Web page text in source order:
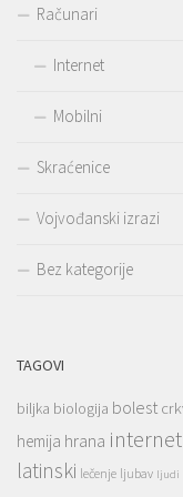
Računari
Internet
Mobilni
Skraćenice
Vojvođanski izrazi
Bez kategorije
TAGOVI
biljka biologija bolest
hemija hrana internet
latinski lečenje ljubav ljudi